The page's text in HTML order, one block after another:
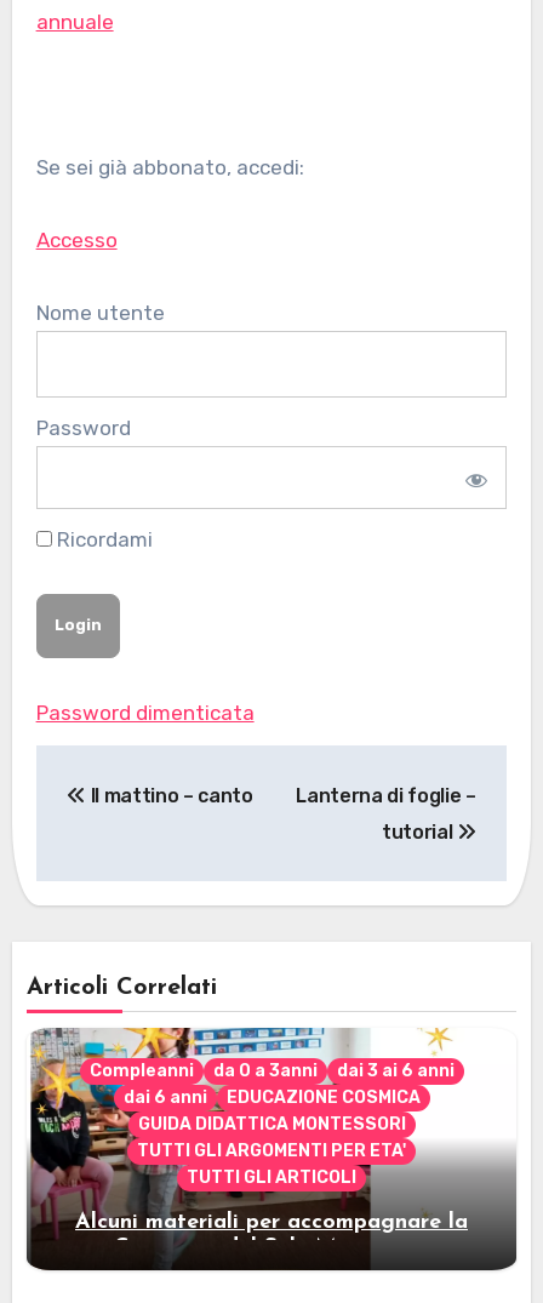
annuale
Se sei già abbonato, accedi:
Accesso
Nome utente
Password
Ricordami
Password dimenticata
Il mattino – canto
Lanterna di foglie –
tutorial
Articoli Correlati
Compleanni da 0 a 3anni
dai 3 ai 6 anni
dai 6 anni
EDUCAZIONE COSMICA
GUIDA DIDATTICA MONTESSORI
TUTTI GLI ARGOMENTI PER ETA'
TUTTI GLI ARTICOLI
Alcuni materiali per accompagnare la
Cerimonia del Sole Montessori